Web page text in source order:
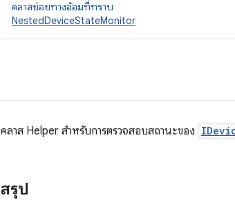
คลาสย่อยทางอ้อมที่ทราบ
NestedDeviceStateMonitor
คลาส Helper สำหรับการตรวจสอบสถานะของ
สรุป